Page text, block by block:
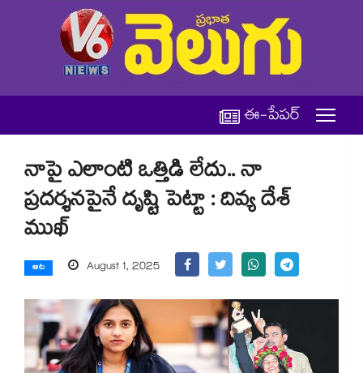
ఈ-పేపర్
నాపై ఎలాంటి ఒత్తిడి లేదు.. నా
ప్రదర్శనపైనే దృష్టి పెట్టా : దివ్య దేశ్
ముఖ్
ఆట August 1, 2025